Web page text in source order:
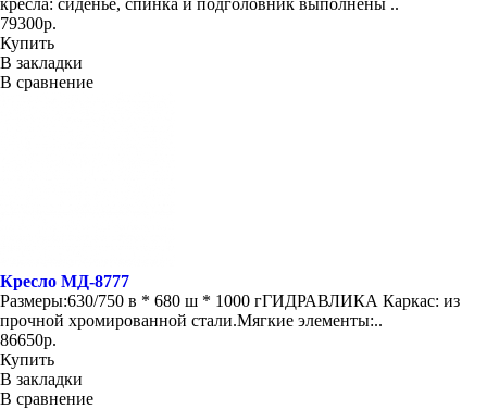
кресла: сиденье, спинка и подголовник выполнены ..
79300р.
Купить
В закладки
В сравнение
Кресло МД-8777
Размеры:630/750 в * 680 ш * 1000 гГИДРАВЛИКА Каркас: из
прочной хромированной стали.Мягкие элементы:..
86650р.
Купить
В закладки
В сравнение